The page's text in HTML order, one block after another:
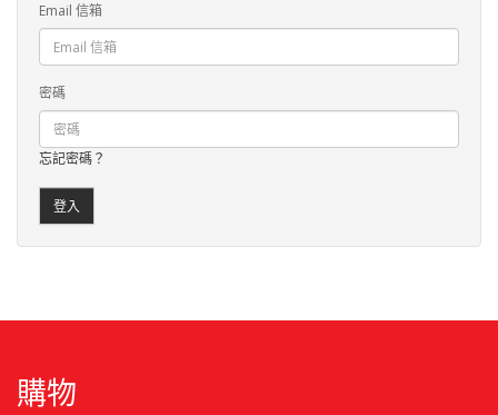
Email 信箱
密碼
忘記密碼？
購物